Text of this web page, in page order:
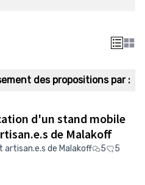
des propositions par :
d'un stand mobile
de Malakoff
de Malakoff 5
5